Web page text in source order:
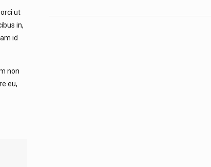
ut
in,
id
non
eu,